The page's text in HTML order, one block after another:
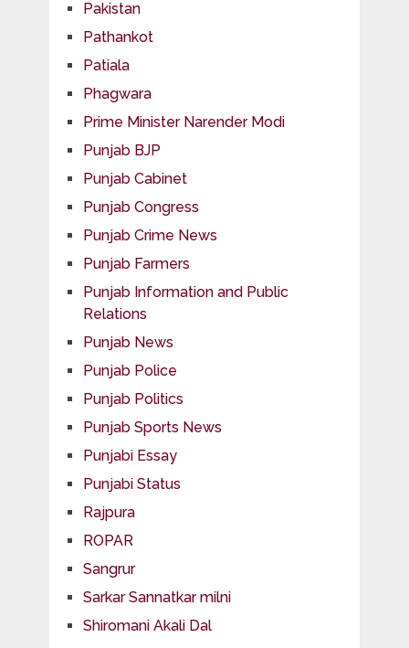
Pakistan
Pathankot
Patiala
Phagwara
Prime Minister Narender Modi
Punjab BJP
Punjab Cabinet
Punjab Congress
Punjab Crime News
Punjab Farmers
Punjab Information and Public
Relations
Punjab News
Punjab Police
Punjab Politics
Punjab Sports News
Punjabi Essay
Punjabi Status
Rajpura
ROPAR
Sangrur
Sarkar Sannatkar milni
Shiromani Akali Dal